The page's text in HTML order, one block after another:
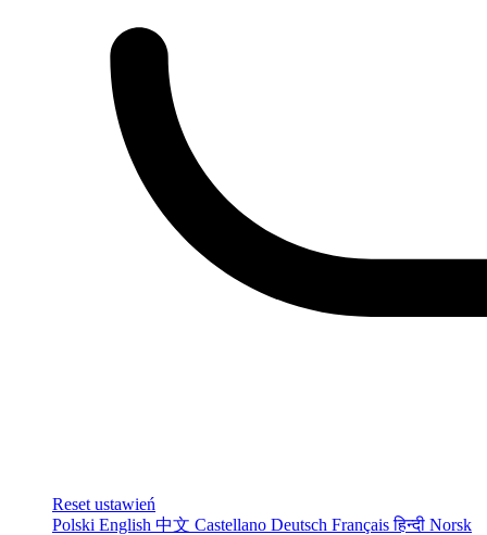
Reset ustawień
Polski English 中文 Castellano Deutsch Françaisहिन्दी Norsk